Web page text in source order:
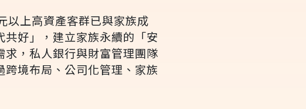
以上高資產客群已與家族成
好」，建立家族永續的「安
，私人銀行與財富管理團隊
境布局、公司化管理、家族